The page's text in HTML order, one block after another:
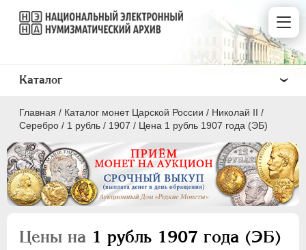
Главная / Каталог монет Царской России / Николай II /
Серебро / 1 рубль / 1907 / Цена 1 рубль 1907 года (ЭБ)
Цены на 1 рубль 1907 года (ЭБ)
Каталог
ПEТР I 1699 - 1725
ПЕТР II 1727-1729